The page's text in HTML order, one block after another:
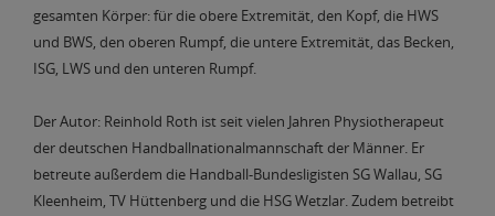
gesamten Körper: für die obere Extremität, den Kopf, die HWS
und BWS, den oberen Rumpf, die untere Extremität, das Becken,
ISG, LWS und den unteren Rumpf.
Der Autor: Reinhold Roth ist seit vielen Jahren Physiotherapeut
der deutschen Handballnationalmannschaft der Männer. Er
betreute außerdem die Handball-Bundesligisten SG Wallau, SG
Kleenheim, TV Hüttenberg und die HSG Wetzlar. Zudem betreibt